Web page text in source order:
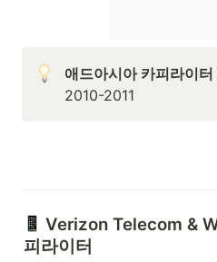
애드아시아 카피라이
2010-2011
Verizon Telecom &
피라이터